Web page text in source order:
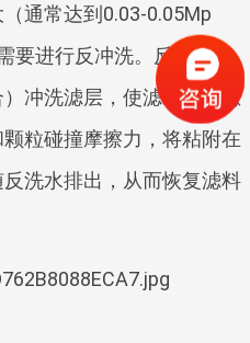
通常达到0.03-0.05Mp
要进行反冲洗。反冲洗是
冲洗滤层，使滤料膨胀悬
粒碰撞摩擦力，将粘附在
洗水排出，从而恢复滤料